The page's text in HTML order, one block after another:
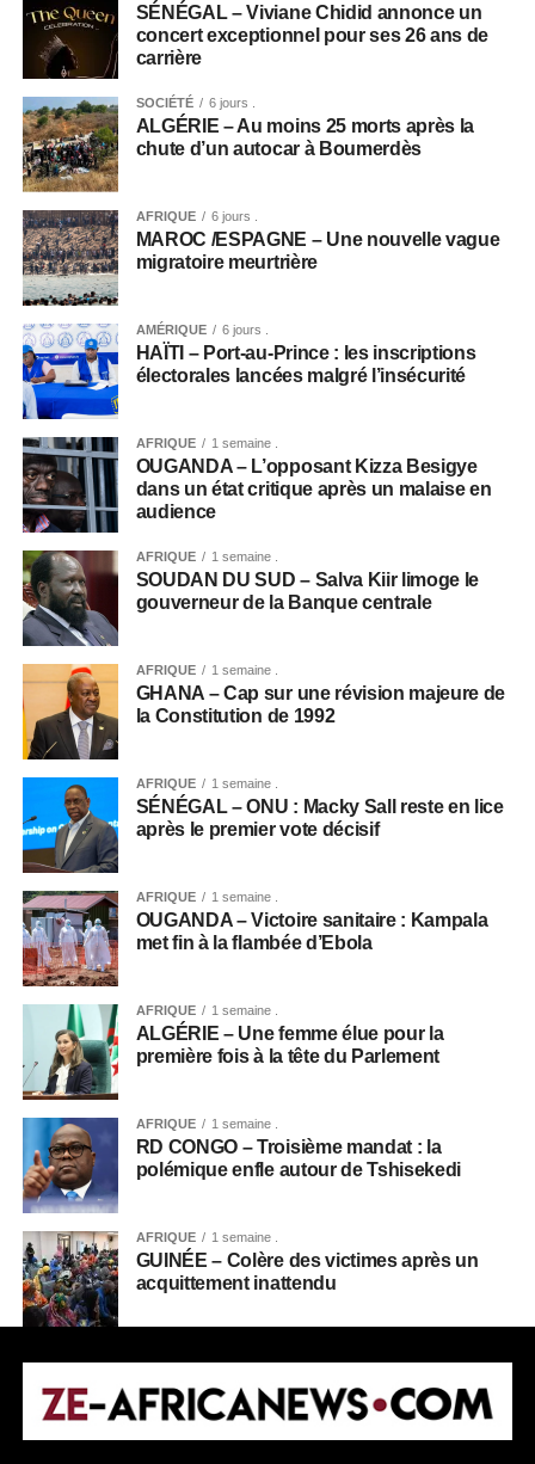
SÉNÉGAL – Viviane Chidid annonce un
concert exceptionnel pour ses 26 ans de
carrière
SOCIÉTÉ 6 jours .
ALGÉRIE – Au moins 25 morts après la
chute d’un autocar à Boumerdès
AFRIQUE 6 jours .
MAROC /ESPAGNE – Une nouvelle vague
migratoire meurtrière
AMÉRIQUE 6 jours .
HAÏTI – Port-au-Prince : les inscriptions
électorales lancées malgré l’insécurité
AFRIQUE 1 semaine .
OUGANDA – L’opposant Kizza Besigye
dans un état critique après un malaise en
audience
AFRIQUE 1 semaine .
SOUDAN DU SUD – Salva Kiir limoge le
gouverneur de la Banque centrale
AFRIQUE 1 semaine .
GHANA – Cap sur une révision majeure de
la Constitution de 1992
AFRIQUE 1 semaine .
SÉNÉGAL – ONU : Macky Sall reste en lice
après le premier vote décisif
AFRIQUE 1 semaine .
OUGANDA – Victoire sanitaire : Kampala
met fin à la flambée d’Ebola
AFRIQUE 1 semaine .
ALGÉRIE – Une femme élue pour la
première fois à la tête du Parlement
AFRIQUE 1 semaine .
RD CONGO – Troisième mandat : la
polémique enfle autour de Tshisekedi
AFRIQUE 1 semaine .
GUINÉE – Colère des victimes après un
acquittement inattendu